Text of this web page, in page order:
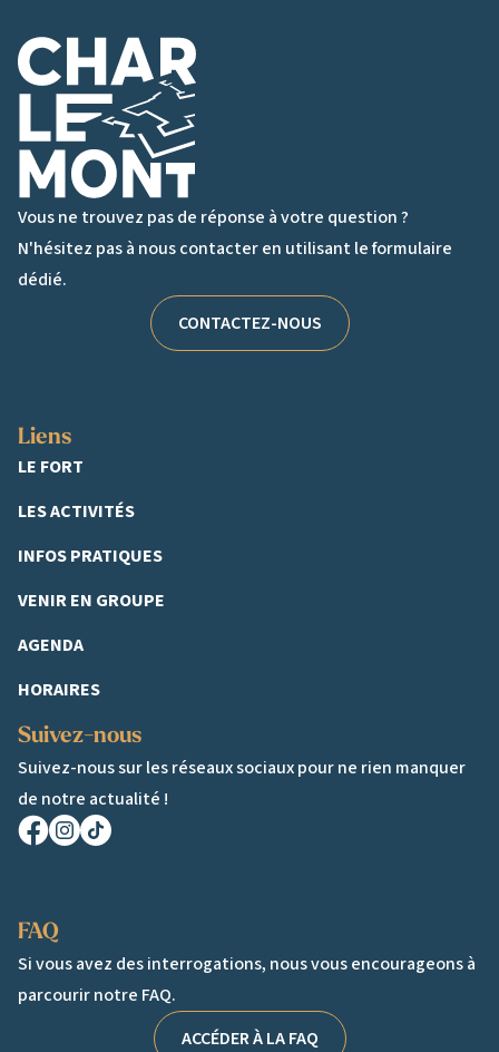
Logo de Charlemont
Vous ne trouvez pas de réponse à votre question ?
N'hésitez pas à nous contacter en utilisant le formulaire
dédié.
CONTACTEZ-NOUS
Liens
LE FORT
LES ACTIVITÉS
INFOS PRATIQUES
VENIR EN GROUPE
AGENDA
HORAIRES
Suivez-nous
Suivez-nous sur les réseaux sociaux pour ne rien manquer
de notre actualité !
FAQ
Si vous avez des interrogations, nous vous encourageons à
parcourir notre FAQ.
ACCÉDER À LA FAQ